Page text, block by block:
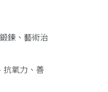
鍊、藝術治
抗氧力、善